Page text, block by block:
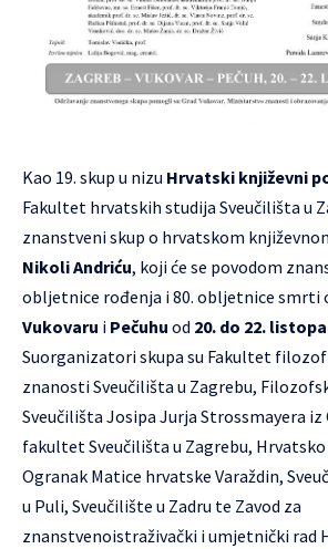
Kao 19. skup u nizu Hrvatski književni
Fakultet hrvatskih studija Sveučilišta u
znanstveni skup o hrvatskom
Nikoli Andriću, koji će se povodom
obljetnice rođenja i 80. obljetnice smrti
Vukovaru i Pečuhu od 20. do 22.
Suorganizatori skupa su Fakultet
znanostiSveučilišta u Zagrebu,
Sveučilišta Josipa Jurja Strossmayera iz
fakultet Sveučilišta u Zagrebu,
Ogranak Matice hrvatske Varaždin,
u Puli, Sveučilište u Zadru te Zavod za
znanstvenoistraživački i umjetnički rad